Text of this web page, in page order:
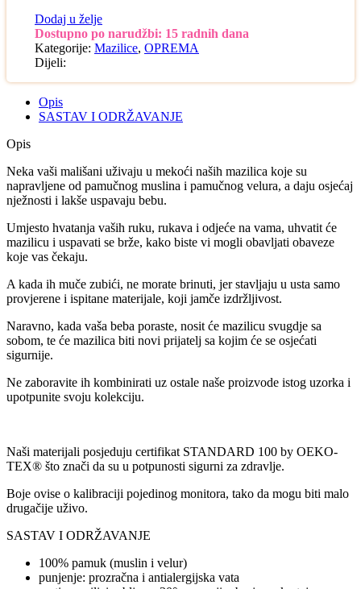
Dodaj u želje
Dostupno po narudžbi: 15 radnih dana
Kategorije: Mazilice, OPREMA
Dijeli:
Opis
SASTAV I ODRŽAVANJE
Opis
Neka vaši mališani uživaju u mekoći naših mazilica koje su
napravljene od pamučnog muslina i pamučnog velura, a daju osjećaj
nježnosti i lakše uspavaju bebu.
Umjesto hvatanja vaših ruku, rukava i odjeće na vama, uhvatit će
mazilicu i uspavati se brže, kako biste vi mogli obavljati obaveze
koje vas čekaju.
A kada ih muče zubići, ne morate brinuti, jer stavljaju u usta samo
provjerene i ispitane materijale, koji jamče izdržljivost.
Naravno, kada vaša beba poraste, nosit će mazilicu svugdje sa
sobom, te će mazilica biti novi prijatelj sa kojim će se osjećati
sigurnije.
Ne zaboravite ih kombinirati uz ostale naše proizvode istog uzorka i
upotpunite svoju kolekciju.
Naši materijali posjeduju certifikat STANDARD 100 by OEKO-
TEX® što znači da su u potpunosti sigurni za zdravlje.
Boje ovise o kalibraciji pojedinog monitora, tako da mogu biti malo
drugačije uživo.
SASTAV I ODRŽAVANJE
100% pamuk (muslin i velur)
punjenje: prozračna i antialergijska vata